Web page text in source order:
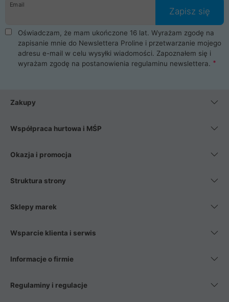
Email
Zapisz się
Oświadczam, że mam ukończone 16 lat. Wyrażam zgodę na
zapisanie mnie do Newslettera Proline i przetwarzanie mojego
adresu e-mail w celu wysyłki wiadomości. Zapoznałem się i
wyrażam zgodę na postanowienia regulaminu newslettera.
Zakupy
Współpraca hurtowa i MŚP
Okazja i promocja
Struktura strony
Sklepy marek
Wsparcie klienta i serwis
Informacje o firmie
Regulaminy i regulacje